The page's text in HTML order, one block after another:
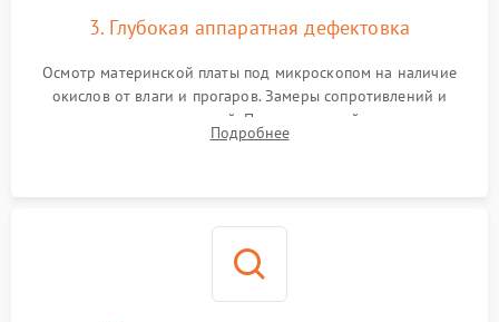
3. Глубокая аппаратная дефектовка
Осмотр материнской платы под микроскопом на наличие
окислов от влаги и прогаров. Замеры сопротивлений и
дежурных напряжений. Проверка цепей питания,
мультиконтроллера, процессора и видеочипа.
Подробнее